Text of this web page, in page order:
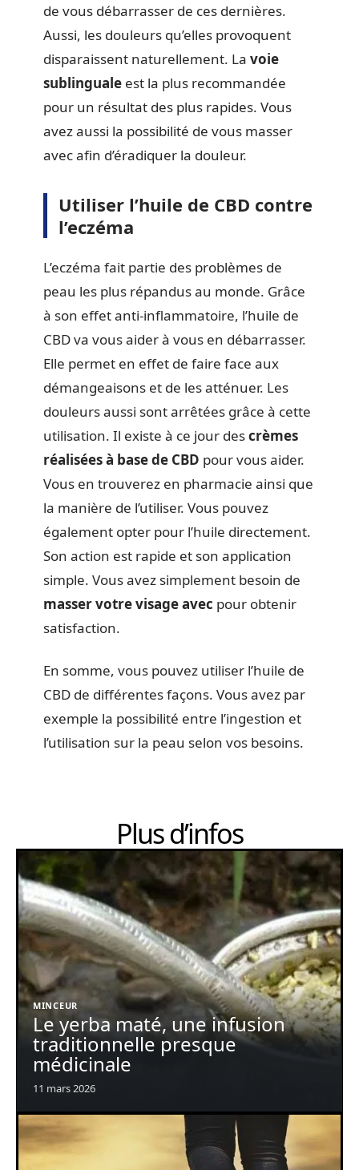
de vous débarrasser de ces dernières.
Aussi, les douleurs qu’elles provoquent
disparaissent naturellement. La voie
sublinguale est la plus recommandée
pour un résultat des plus rapides. Vous
avez aussi la possibilité de vous masser
avec afin d’éradiquer la douleur.
Utiliser l’huile de CBD contre
l’eczéma
L’eczéma fait partie des problèmes de
peau les plus répandus au monde. Grâce
à son effet anti-inflammatoire, l’huile de
CBD va vous aider à vous en débarrasser.
Elle permet en effet de faire face aux
démangeaisons et de les atténuer. Les
douleurs aussi sont arrêtées grâce à cette
utilisation. Il existe à ce jour descrèmes
réalisées à base de CBD pour vous aider.
Vous en trouverez en pharmacie ainsi que
la manière de l’utiliser. Vous pouvez
également opter pour l’huile directement.
Son action est rapide et son application
simple. Vous avez simplement besoin de
masser votre visage avec pour obtenir
satisfaction.
En somme, vous pouvez utiliser l’huile de
CBD de différentes façons. Vous avez par
exemple la possibilité entre l’ingestion et
l’utilisation sur la peau selon vos besoins.
Plus d’infos
MINCEUR
Le yerba maté, une infusion
traditionnelle presque
médicinale
11 mars 2026